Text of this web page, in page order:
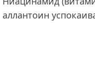
аллантоин